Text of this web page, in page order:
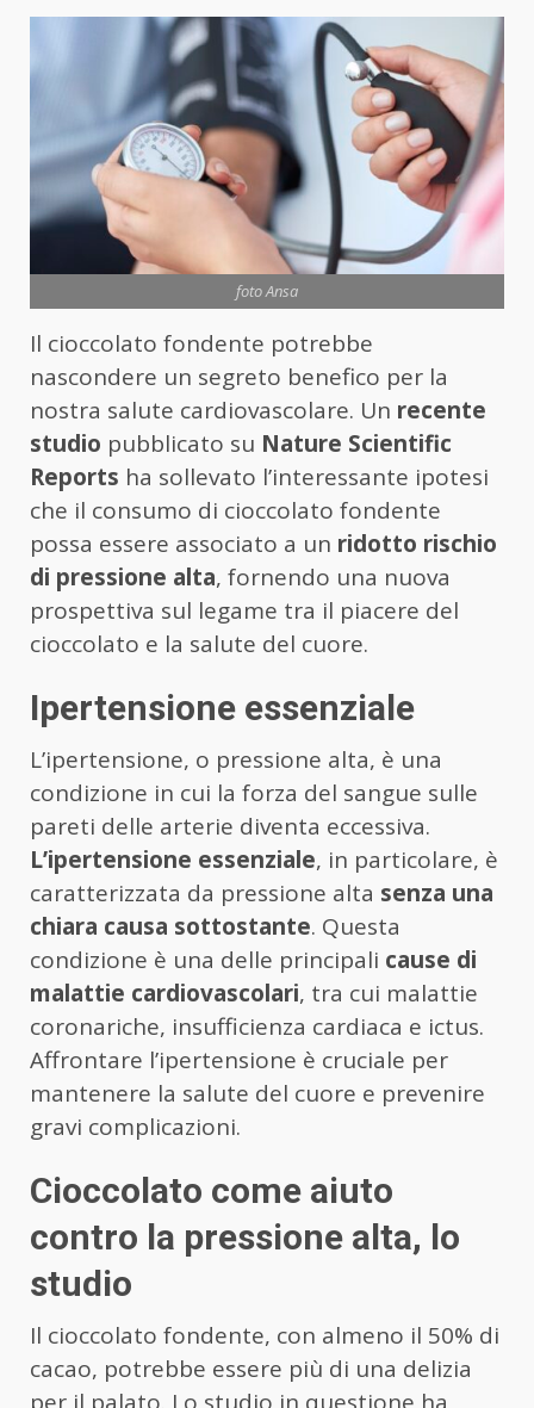
foto Ansa
Il cioccolato fondente potrebbe
nascondere un segreto benefico per la
nostra salute cardiovascolare. Un recente
studio pubblicato su Nature Scientific
Reports ha sollevato l’interessante ipotesi
che il consumo di cioccolato fondente
possa essere associato a un ridotto rischio
di pressione alta, fornendo una nuova
prospettiva sul legame tra il piacere del
cioccolato e la salute del cuore.
Ipertensione essenziale
L’ipertensione, o pressione alta, è una
condizione in cui la forza del sangue sulle
pareti delle arterie diventa eccessiva.
L’ipertensione essenziale, in particolare, è
caratterizzata da pressione alta senza una
chiara causa sottostante. Questa
condizione è una delle principali cause di
malattie cardiovascolari, tra cui malattie
coronariche, insufficienza cardiaca e ictus.
Affrontare l’ipertensione è cruciale per
mantenere la salute del cuore e prevenire
gravi complicazioni.
Cioccolato come aiuto
contro la pressione alta, lo
studio
Il cioccolato fondente, con almeno il 50% di
cacao, potrebbe essere più di una delizia